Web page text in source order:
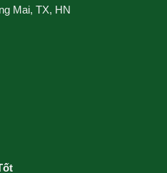
Mai, TX, HN